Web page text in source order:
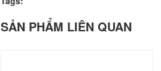
SẢN PHẨM LIÊN QUAN